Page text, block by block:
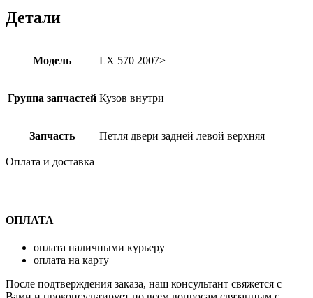
Детали
Модель LX 570 2007>
Группа запчастей Кузов внутри
Запчасть Петля двери задней левой верхняя
Оплата и доставка
ОПЛАТА
оплата наличными курьеру
оплата на карту ____ ____ ____ ____
После подтверждения заказа, наш консультант свяжется с